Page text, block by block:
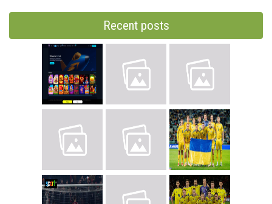
Recent posts